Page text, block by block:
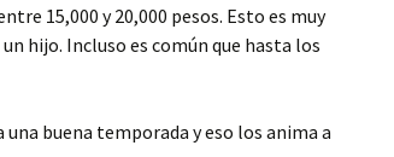
15,000 y 20,000 pesos. Esto es muy
hijo. Incluso es común que hasta los
buena temporada y eso los anima a